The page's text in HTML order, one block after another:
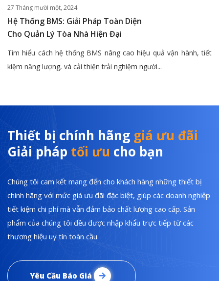
27 Tháng mười một, 2024
Hệ Thống BMS: Giải Pháp Toàn Diện
Cho Quản Lý Tòa Nhà Hiện Đại
Tìm hiểu cách hệ thống BMS nâng cao hiệu quả vận hành, tiết
kiệm năng lượng, và cải thiện trải nghiệm người...
Thiết bị chính hãng giá ưu đãi
Giải pháp tối ưu cho bạn
Chúng tôi cam kết mang đến cho khách hàng những thiết bị
chính hãng với mức giá ưu đãi đặc biệt, giúp các doanh nghiệp
tiết kiệm chi phí mà vẫn đảm bảo chất lượng cao cấp. Sản
phẩm của chúng tôi đều được nhập khẩu trực tiếp từ các
thương hiệu uy tín toàn cầu.
Yêu Cầu Báo Giá